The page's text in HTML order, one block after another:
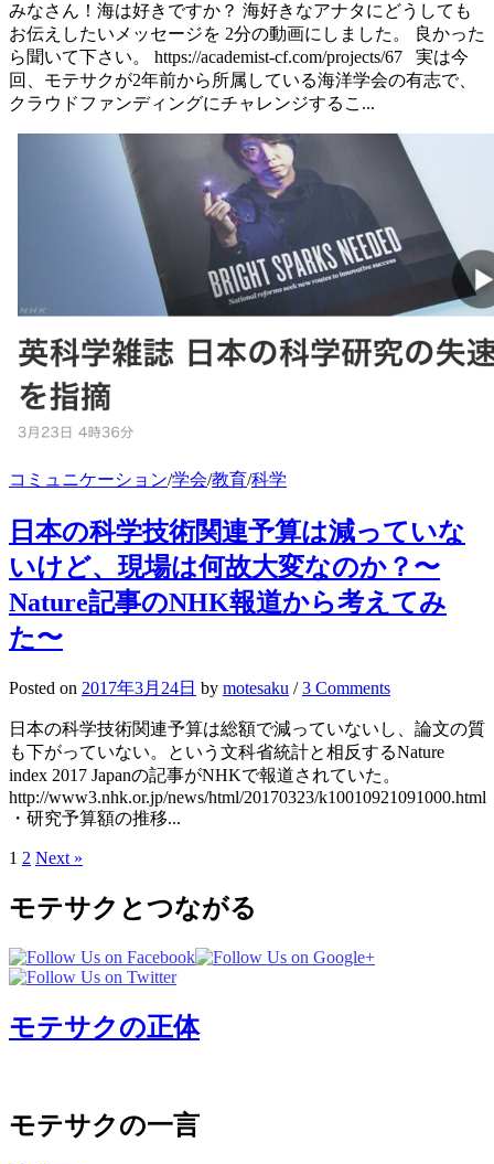
みなさん！海は好きですか？ 海好きなアナタにどうしても
お伝えしたいメッセージを 2分の動画にしました。 良かった
ら聞いて下さい。 https://academist-cf.com/projects/67 実は今
回、モテサクが2年前から所属している海洋学会の有志で、
クラウドファンディングにチャレンジするこ...
コミュニケーション/学会/教育/科学
日本の科学技術関連予算は減っていな
いけど、現場は何故大変なのか？〜
Nature記事のNHK報道から考えてみ
た〜
Posted on 2017年3月24日 by motesaku /3 Comments
日本の科学技術関連予算は総額で減っていないし、論文の質
も下がっていない。という文科省統計と相反するNature
index 2017 Japanの記事がNHKで報道されていた。
http://www3.nhk.or.jp/news/html/20170323/k10010921091000.html
・研究予算額の推移...
Posts
pagination
1 2 Next »
モテサクとつながる
モテサクの正体
モテサクの一言